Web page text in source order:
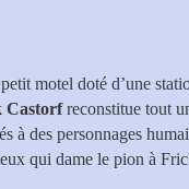
motel doté d’une
Castorfreconstitue tout
à des personnages
qui dame le pion à